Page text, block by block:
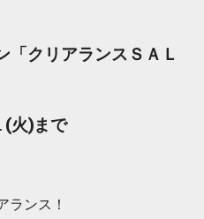
「クリアランスＳＡＬ
(火)まで
ランス！